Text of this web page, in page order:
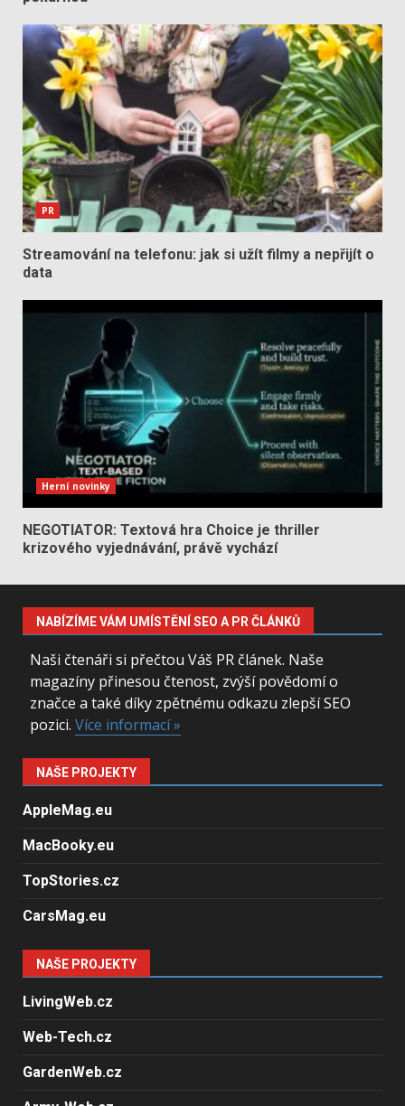
PR
Streamování na telefonu: jak si užít filmy a nepřijít o
data
Herní novinky
NEGOTIATOR: Textová hra Choice je thriller
krizového vyjednávání, právě vychází
NABÍZÍME VÁM UMÍSTĚNÍ SEO A PR ČLÁNKŮ
Naši čtenáři si přečtou Váš PR článek. Naše
magazíny přinesou čtenost, zvýší povědomí o
značce a také díky zpětnému odkazu zlepší SEO
pozici. Více informací »
NAŠE PROJEKTY
AppleMag.eu
MacBooky.eu
TopStories.cz
CarsMag.eu
NAŠE PROJEKTY
LivingWeb.cz
Web-Tech.cz
GardenWeb.cz